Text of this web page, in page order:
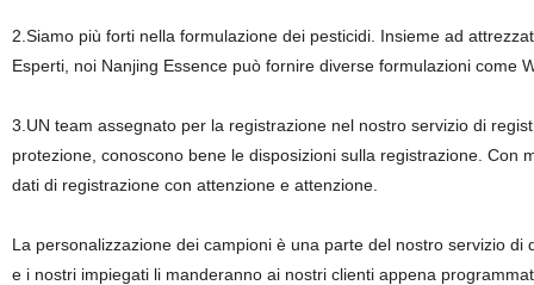
2.Siamo più forti nella formulazione dei pesticidi. Insieme ad
Esperti, noi Nanjing Essence può fornire diverse formulazioni come
3.UN team assegnato per la registrazione nel nostro servizio di
protezione, conoscono bene le disposizioni sulla registrazione. Con
dati di registrazione con attenzione e attenzione.
La personalizzazione dei campioni è una parte del nostro servizio
e i nostri impiegati li manderanno ai nostri clienti appena